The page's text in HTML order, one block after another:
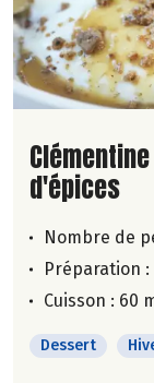
Lire la
d'épices
Nombre de
Préparation :
Cuisson : 60
Dessert